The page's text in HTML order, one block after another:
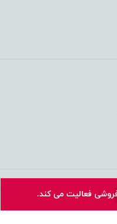
فعالیت می کند.
می توانید باخبرگزاری